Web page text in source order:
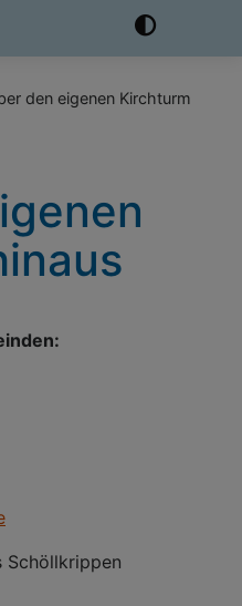
den eigenen Kirchturm
Schöllkrippen